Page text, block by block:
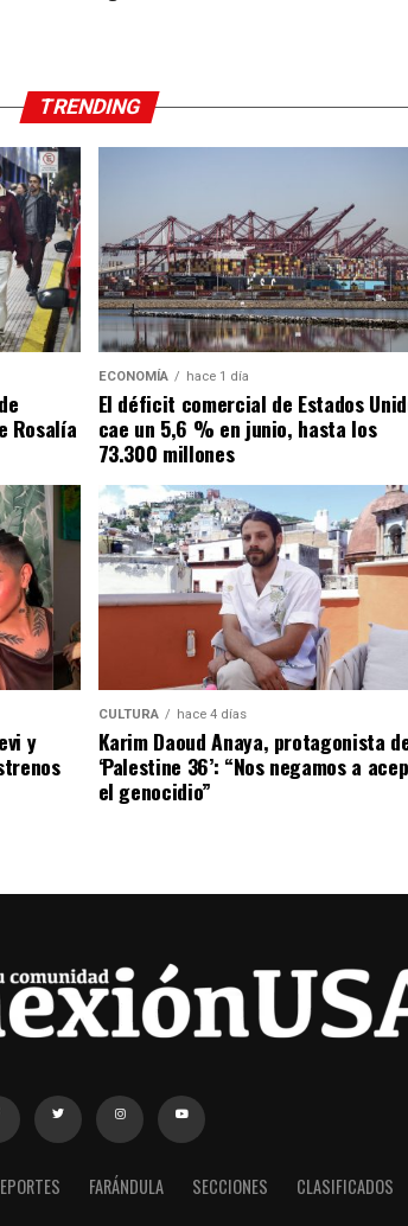
TRENDING
Rosalía
ECONOMÍA hace 1 día
El déficit comercial de Estados
cae un 5,6 % en junio, hasta los
73.300 millones
y
CULTURA hace 4 días
Karim Daoud Anaya, protagonista
‘Palestine 36’: “Nos negamos a
el genocidio”
FARÁNDULA SECCIONES CLASIFICADOS